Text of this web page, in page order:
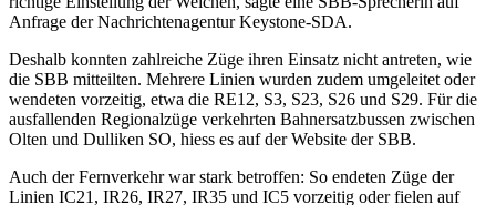
Anfrage der Nachrichtenagentur Keystone-SDA.
Deshalb konnten zahlreiche Züge ihren Einsatz nicht antreten, wie
die SBB mitteilten. Mehrere Linien wurden zudem umgeleitet oder
wendeten vorzeitig, etwa die RE12, S3, S23, S26 und S29. Für die
ausfallenden Regionalzüge verkehrten Bahnersatzbussen zwischen
Olten und Dulliken SO, hiess es auf der Website der SBB.
Auch der Fernverkehr war stark betroffen: So endeten Züge der
Linien IC21, IR26, IR27, IR35 und IC5 vorzeitig oder fielen auf